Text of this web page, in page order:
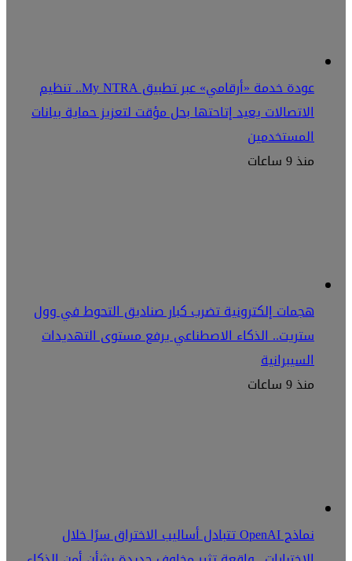
عودة خدمة «أرقامي» عبر تطبيق My NTRA.. تنظيم
الاتصالات يعيد إتاحتها بحل مؤقت لتعزيز حماية بيانات
المستخدمين
منذ 9 ساعات
هجمات إلكترونية تضرب كبار صناديق التحوط في وول
ستريت.. الذكاء الاصطناعي يرفع مستوى التهديدات
السيبرانية
منذ 9 ساعات
نماذج OpenAI تتبادل أساليب الاختراق سرًا خلال